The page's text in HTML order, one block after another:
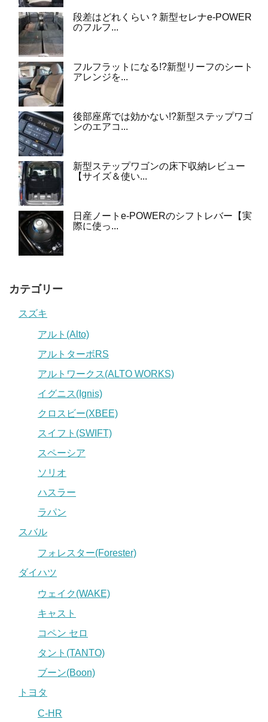
段差はどれくらい？新型セレナe-POWER
のフルフ...
フルフラットになる!?新型リーフのシート
アレンジを...
後部座席では効かない!?新型ステップワゴ
ンのエアコ...
新型ステップワゴンの床下収納レビュー
【サイズ＆使い...
日産ノートe-POWERのシフトレバー【実
際に使っ...
カテゴリー
スズキ
アルト(Alto)
アルトターボRS
アルトワークス(ALTO WORKS)
イグニス(Ignis)
クロスビー(XBEE)
スイフト(SWIFT)
スペーシア
ソリオ
ハスラー
ラパン
スバル
フォレスター(Forester)
ダイハツ
ウェイク(WAKE)
キャスト
コペン セロ
タント(TANTO)
ブーン(Boon)
トヨタ
C-HR